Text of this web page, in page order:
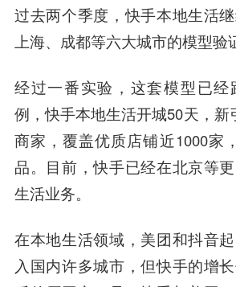
过去两个季度，快手本地生活
上海、成都等六大城市的模型验
经过一番实验，这套模型已经
例，快手本地生活开城50天，新
商家，覆盖优质店铺近1000家
品。目前，快手已经在北京等
生活业务。
在本地生活领域，美团和抖音
入国内许多城市，但快手的增